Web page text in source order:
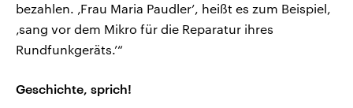
bezahlen. ‚Frau Maria Paudler’, heißt es zum Beispiel,
‚sang vor dem Mikro für die Reparatur ihres
Rundfunkgeräts.’“
Geschichte, sprich!